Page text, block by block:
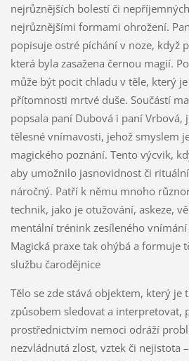
nejrůznějších bolestí či
nejrůznějšími formami ohrožení.
popisuje ostré píchání v noze, když
která byla zasažena černou magií.
může být pocit chladu v těle, který
přítomnosti mrtvé duše. Součástí
popsala paní Dubová i paní Vrbová,
tělesné vnímavosti, jehož smyslem
magického poznání. Tento výcvik,
aby umožnilo jasnovidnost či
náročný. Patří k němu mnoho
technik, jako je otužování, askeze,
mentální trénink zesíleného
Magická praxe tak ohýbá a formuje
službu čarodějnice
Tělo se zde stává objektem, který je
způsobem sledovat a interpretovat,
prostřednictvím nemoci odráží
nezvládnutá zlost, vztek či nejistota